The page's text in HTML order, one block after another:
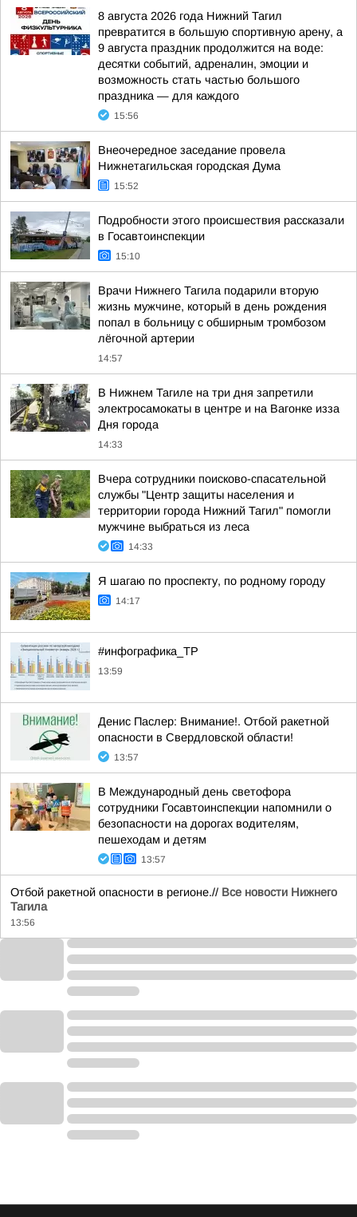
8 августа 2026 года Нижний Тагил
превратится в большую спортивную арену, а
9 августа праздник продолжится на воде:
десятки событий, адреналин, эмоции и
возможность стать частью большого
праздника — для каждого
15:56
Внеочередное заседание провела
Нижнетагильская городская Дума
15:52
Подробности этого происшествия рассказали
в Госавтоинспекции
15:10
Врачи Нижнего Тагила подарили вторую
жизнь мужчине, который в день рождения
попал в больницу с обширным тромбозом
лёгочной артерии
14:57
В Нижнем Тагиле на три дня запретили
электросамокаты в центре и на Вагонке изза
Дня города
14:33
Вчера сотрудники поисково-спасательной
службы "Центр защиты населения и
территории города Нижний Тагил" помогли
мужчине выбраться из леса
14:33
Я шагаю по проспекту, по родному городу
14:17
#инфографика_ТР
13:59
Денис Паслер: Внимание!. Отбой ракетной
опасности в Свердловской области!
13:57
В Международный день светофора
сотрудники Госавтоинспекции напомнили о
безопасности на дорогах водителям,
пешеходам и детям
13:57
Отбой ракетной опасности в регионе.// Все новости Нижнего
Тагила
13:56